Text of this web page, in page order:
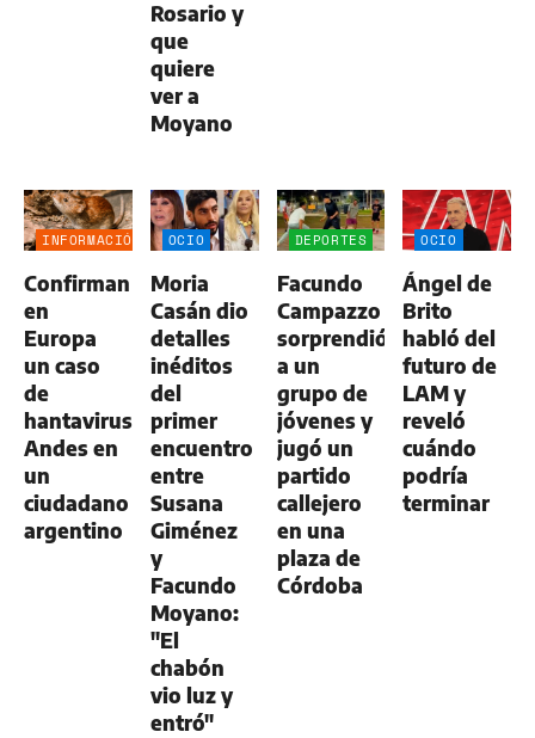
Rosario y
que
quiere
ver a
Moyano
INFORMACIÓN
Confirman
en
Europa
un caso
de
hantavirus
Andes en
un
ciudadano
argentino
OCIO
Moria
Casán dio
detalles
inéditos
del
primer
encuentro
entre
Susana
Giménez
y
Facundo
Moyano:
"El
chabón
vio luz y
entró"
DEPORTES
Facundo
Campazzo
sorprendió
a un
grupo de
jóvenes y
jugó un
partido
callejero
en una
plaza de
Córdoba
OCIO
Ángel de
Brito
habló del
futuro de
LAM y
reveló
cuándo
podría
terminar